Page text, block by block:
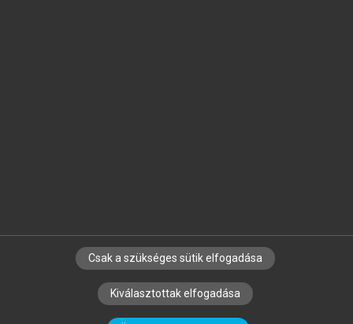
SZERZŐKNEK CÉGEKNEK KÖNYVTÁROSOKNAK
SZERKESZTÉSI ÉS LEKTORÁLÁSI ALAPELVEK
Csak a szükséges sütik elfogadása
Kiválasztottak elfogadása